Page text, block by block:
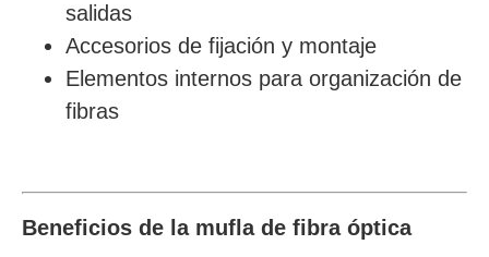
salidas
Accesorios de fijación y montaje
Elementos internos para organización de
fibras
Beneficios de la mufla de fibra óptica